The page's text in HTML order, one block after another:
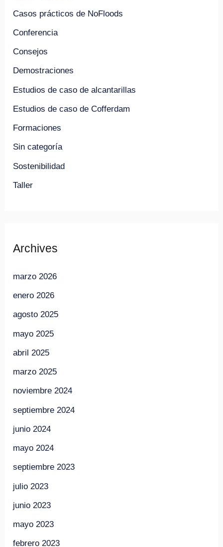
Casos prácticos de NoFloods
Conferencia
Consejos
Demostraciones
Estudios de caso de alcantarillas
Estudios de caso de Cofferdam
Formaciones
Sin categoría
Sostenibilidad
Taller
Archives
marzo 2026
enero 2026
agosto 2025
mayo 2025
abril 2025
marzo 2025
noviembre 2024
septiembre 2024
junio 2024
mayo 2024
septiembre 2023
julio 2023
junio 2023
mayo 2023
febrero 2023